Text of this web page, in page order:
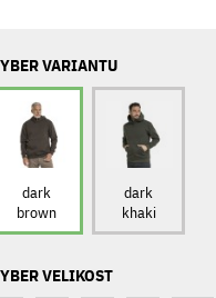
VARIANTU
dark
brown
dark
khaki
VELIKOST